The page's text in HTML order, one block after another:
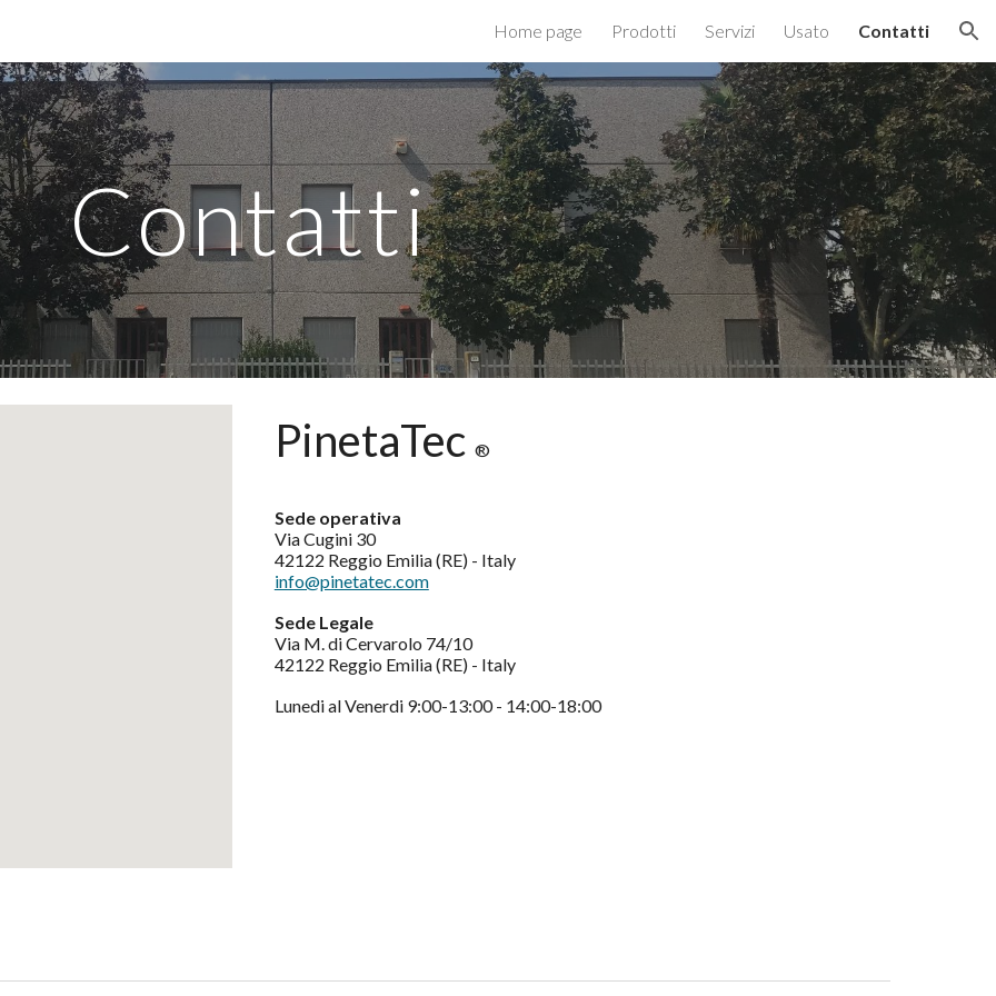
Skip to navigationHome page Prodotti Servizi Usato Contatti
Contatti
PinetaTec ®
Sede operativa
ViaCugini30
42122 Reggio Emilia(RE) - Italy
info@pinetatec.com
Sede Legale
Via M. di Cervarolo 74/10
42122 Reggio Emilia (RE) - Italy
Lunedi al Venerdi 9:00-13:00 - 14:00-18:00